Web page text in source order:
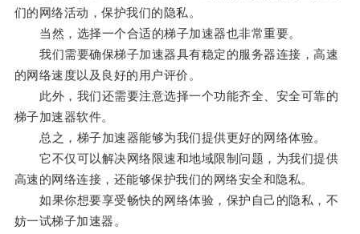
们的网络活动，保护我们的隐私。
当然，选择一个合适的梯子加速器也非常重要。
我们需要确保梯子加速器具有稳定的服务器连接，高速
的网络速度以及良好的用户评价。
此外，我们还需要注意选择一个功能齐全、安全可靠的
梯子加速器软件。
总之，梯子加速器能够为我们提供更好的网络体验。
它不仅可以解决网络限速和地域限制问题，为我们提供
高速的网络连接，还能够保护我们的网络安全和隐私。
如果你想要享受畅快的网络体验，保护自己的隐私，不
妨一试梯子加速器。